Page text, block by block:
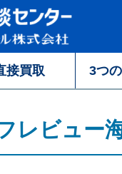
接買取 3つ
レビュー